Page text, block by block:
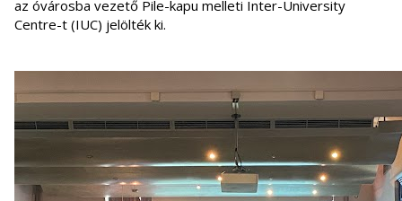
az óvárosba vezető Pile-kapu melleti Inter-University
Centre-t (IUC) jelölték ki.